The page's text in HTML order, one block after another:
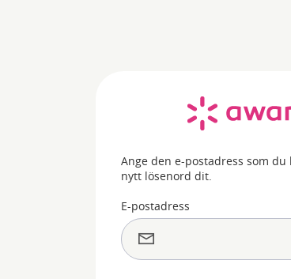
Ange den e-postadress som
nytt lösenord dit.
E-postadress